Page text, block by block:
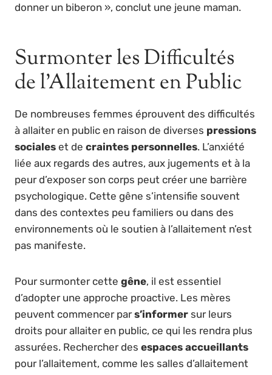
donner un biberon », conclut une jeune maman.
Surmonter les Difficultés
de l’Allaitement en Public
De nombreuses femmes éprouvent des difficultés
à allaiter en public en raison de diverses pressions
sociales et de craintes personnelles. L’anxiété
liée aux regards des autres, aux jugements et à la
peur d’exposer son corps peut créer une barrière
psychologique. Cette gêne s’intensifie souvent
dans des contextes peu familiers ou dans des
environnements où le soutien à l’allaitement n’est
pas manifeste.
Pour surmonter cette gêne, il est essentiel
d’adopter une approche proactive. Les mères
peuvent commencer pars’informer sur leurs
droits pour allaiter en public, ce qui les rendra plus
assurées. Rechercher des espaces accueillants
pour l’allaitement, comme les salles d’allaitement